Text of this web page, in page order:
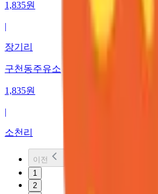
1,835원
|
장기리
구천동주유소
1,835원
|
소천리
이전
1
2